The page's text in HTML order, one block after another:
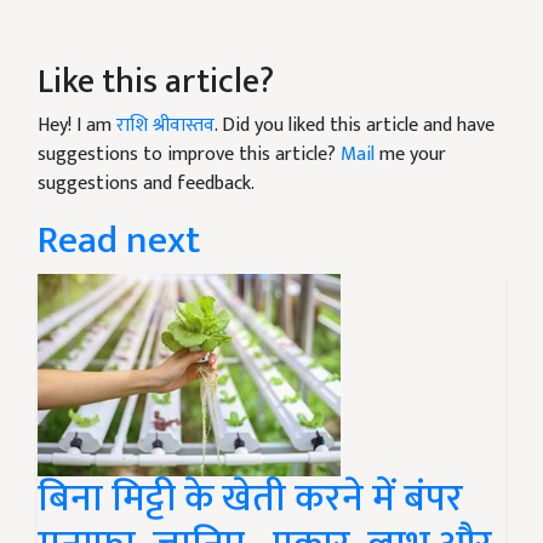
Like this article?
Hey! I amराशि श्रीवास्तव. Did you liked this article and have
suggestions to improve this article? Mailme your
suggestions and feedback.
Read next
बिना मिट्टी के खेती करने में बंपर